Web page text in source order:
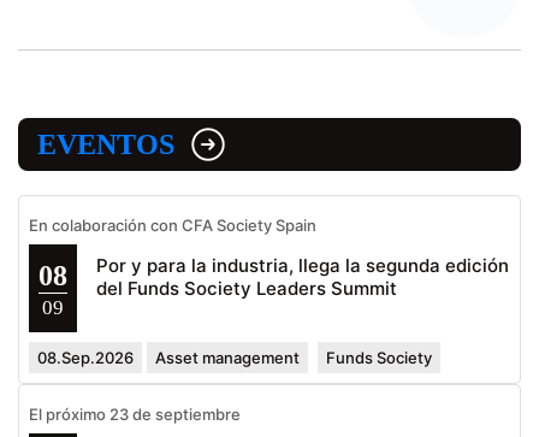
EVENTOS
En colaboración con CFA Society Spain
08
09
Por y para la industria, llega la segunda edición
del Funds Society Leaders Summit
08.Sep.2026 Asset management Funds Society
El próximo 23 de septiembre